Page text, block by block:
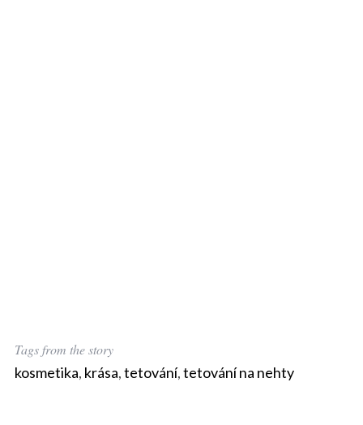
Tags from the story
kosmetika, krása,tetování,tetování na nehty